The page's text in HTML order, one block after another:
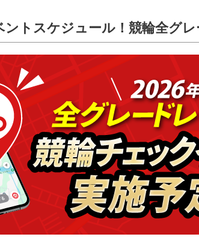
トスケジュール！競輪全グレ